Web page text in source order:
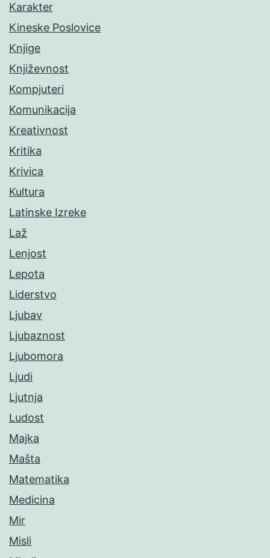
Karakter
Kineske Poslovice
Knjige
Književnost
Kompjuteri
Komunikacija
Kreativnost
Kritika
Krivica
Kultura
Latinske Izreke
Laž
Lenjost
Lepota
Liderstvo
Ljubav
Ljubaznost
Ljubomora
Ljudi
Ljutnja
Ludost
Majka
Mašta
Matematika
Medicina
Mir
Misli